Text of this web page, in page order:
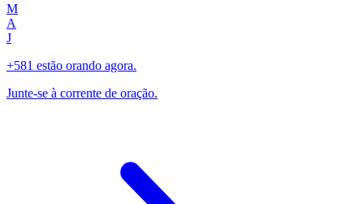
M
A
J
+581 estão orando agora.
Junte-se à corrente de oração.